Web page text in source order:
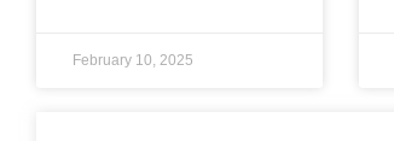
February 10, 2025